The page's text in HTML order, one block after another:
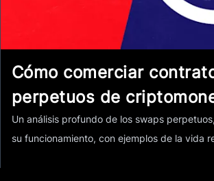
Cómo comerciar
perpetuos de
Un análisis profundo de los swaps
su funcionamiento, con ejemplos de la vida